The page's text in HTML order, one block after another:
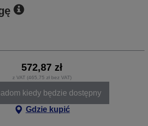
572,87 zł
z VAT (465,75 zł bez VAT)
kiedy będzie dostępny
Gdzie kupić